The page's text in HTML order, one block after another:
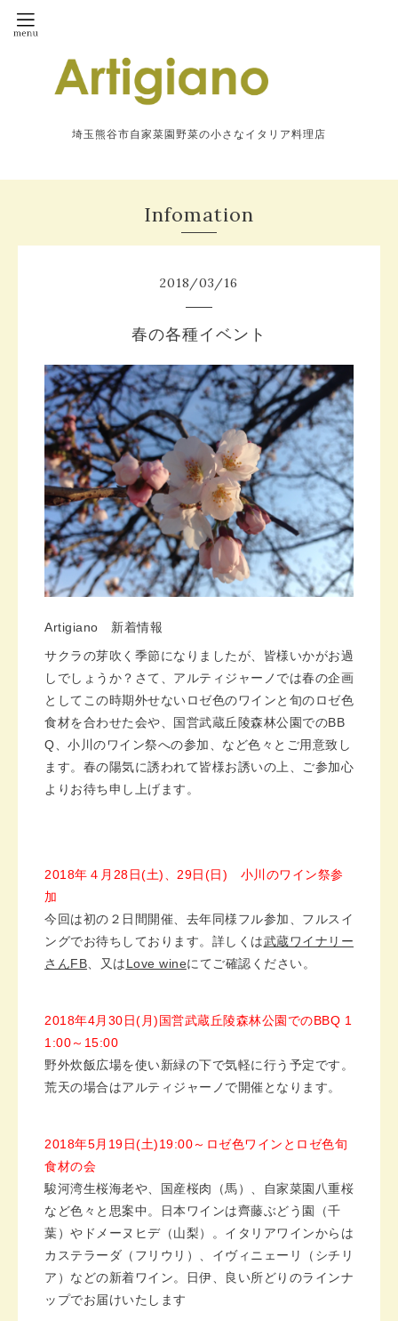
埼玉熊谷市自家菜園野菜の小さなイタリア料理店
Infomation
2018/03/16
春の各種イベント
Artigiano 新着情報
サクラの芽吹く季節になりましたが、皆様いかがお過
しでしょうか？さて、アルティジャーノでは春の企画
としてこの時期外せないロゼ色のワインと旬のロゼ色
食材を合わせた会や、国営武蔵丘陵森林公園でのBB
Q、小川のワイン祭への参加、など色々とご用意致し
ます。春の陽気に誘われて皆様お誘いの上、ご参加心
よりお待ち申し上げます。
2018年４月 28日(土)、 29日(日) 小川のワイン祭参
加
今回は初の２日間開催、去年同様フル参加、フルスイ
ングでお待ちしております。詳しくは武蔵ワイナリー
さんFB、又はLove wineにてご確認ください。
2018年4月 30日(月)国営武蔵丘陵森林公園でのBBQ 1
1:00～ 15:00
野外炊飯広場を使い新緑の下で気軽に行う予定です。
荒天の場合はアルティジャーノで開催となります。
2018年5月 19日(土)19:00～ロゼ色ワインとロゼ色旬
食材の会
駿河湾生桜海老や、国産桜肉（馬）、自家菜園八重桜
など色々と思案中。日本ワインは齊藤ぶどう園（千
葉）やドメーヌヒデ（山梨）。イタリアワインからは
カステラーダ（フリウリ）、イヴィニェーリ（シチリ
ア）などの新着ワイン。日伊、良い所どりのラインナ
ップでお届けいたします